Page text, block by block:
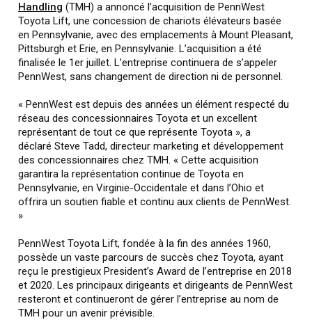
Handling (TMH) a annoncé l’acquisition de PennWest
Toyota Lift, une concession de chariots élévateurs basée
en Pennsylvanie, avec des emplacements à Mount Pleasant,
Pittsburgh et Erie, en Pennsylvanie. L’acquisition a été
finalisée le 1er juillet. L’entreprise continuera de s’appeler
PennWest, sans changement de direction ni de personnel.
« PennWest est depuis des années un élément respecté du
réseau des concessionnaires Toyota et un excellent
représentant de tout ce que représente Toyota », a
déclaré Steve Tadd, directeur marketing et développement
des concessionnaires chez TMH. « Cette acquisition
garantira la représentation continue de Toyota en
Pennsylvanie, en Virginie-Occidentale et dans l’Ohio et
offrira un soutien fiable et continu aux clients de PennWest.
»
PennWest Toyota Lift, fondée à la fin des années 1960,
possède un vaste parcours de succès chez Toyota, ayant
reçu le prestigieux President’s Award de l’entreprise en 2018
et 2020. Les principaux dirigeants et dirigeants de PennWest
resteront et continueront de gérer l’entreprise au nom de
TMH pour un avenir prévisible.